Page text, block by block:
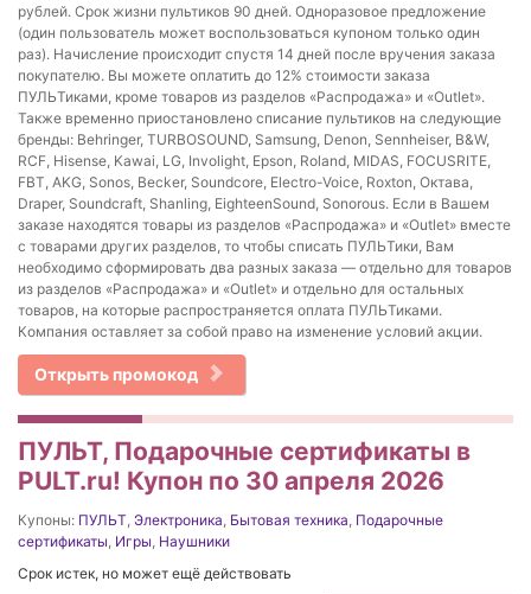
рублей. Срок жизни пультиков 90 дней. Одноразовое предложение
(один пользователь может воспользоваться купоном только один
раз). Начисление происходит спустя 14 дней после вручения заказа
покупателю. Вы можете оплатить до 12% стоимости заказа
ПУЛЬТиками, кроме товаров из разделов «Распродажа» и «Outlet».
Также временно приостановлено списание пультиков на следующие
бренды: Behringer, TURBOSOUND, Samsung, Denon, Sennheiser, B&W,
RCF, Hisense, Kawai, LG, Involight, Epson, Roland, MIDAS, FOCUSRITE,
FBT, AKG, Sonos, Becker, Soundcore, Electro-Voice, Roxton, Октава,
Draper, Soundcraft, Shanling, EighteenSound, Sonorous. Если в Вашем
заказе находятся товары из разделов «Распродажа» и «Outlet» вместе
с товарами других разделов, то чтобы списать ПУЛЬТики, Вам
необходимо сформировать два разных заказа — отдельно для товаров
из разделов «Распродажа» и «Outlet» и отдельно для остальных
товаров, на которые распространяется оплата ПУЛЬТиками.
Компания оставляет за собой право на изменение условий акции.
Открыть промокод
ПУЛЬТ, Подарочные сертификаты в
PULT.ru! Купон по 30 апреля 2026
Купоны: ПУЛЬТ Электроника Бытовая техника Подарочные
сертификаты Игры Наушники
Срок истек, но может ещё действовать